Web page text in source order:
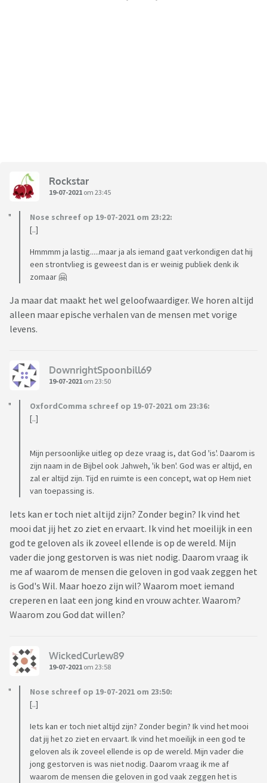
Rockstar
19-07-2021 om 23:45
Nose schreef op 19-07-2021 om 23:22:
[..]
Hmmmm ja lastig.....maar ja als iemand gaat verkondigen dat hij
een strontvlieg is geweest dan is er weinig publiek denk ik
zomaar 🤗
Ja maar dat maakt het wel geloofwaardiger. We horen altijd
alleen maar epische verhalen van de mensen met vorige
levens.
DownrightSpoonbill69
19-07-2021 om 23:50
OxfordComma schreef op 19-07-2021 om 23:36:
[..]
Mijn persoonlijke uitleg op deze vraag is, dat God 'is'. Daarom is
zijn naam in de Bijbel ook Jahweh, 'ik ben'. God was er altijd, en
zal er altijd zijn. Tijd en ruimte is een concept, wat op Hem niet
van toepassing is.
Iets kan er toch niet altijd zijn? Zonder begin? Ik vind het
mooi dat jij het zo ziet en ervaart. Ik vind het moeilijk in een
god te geloven als ik zoveel ellende is op de wereld. Mijn
vader die jong gestorven is was niet nodig. Daarom vraag ik
me af waarom de mensen die geloven in god vaak zeggen het
is God's Wil. Maar hoezo zijn wil? Waarom moet iemand
creperen en laat een jong kind en vrouw achter. Waarom?
Waarom zou God dat willen?
WickedCurlew89
19-07-2021 om 23:58
Nose schreef op 19-07-2021 om 23:50:
[..]
Iets kan er toch niet altijd zijn? Zonder begin? Ik vind het mooi
dat jij het zo ziet en ervaart. Ik vind het moeilijk in een god te
geloven als ik zoveel ellende is op de wereld. Mijn vader die
jong gestorven is was niet nodig. Daarom vraag ik me af
waarom de mensen die geloven in god vaak zeggen het is